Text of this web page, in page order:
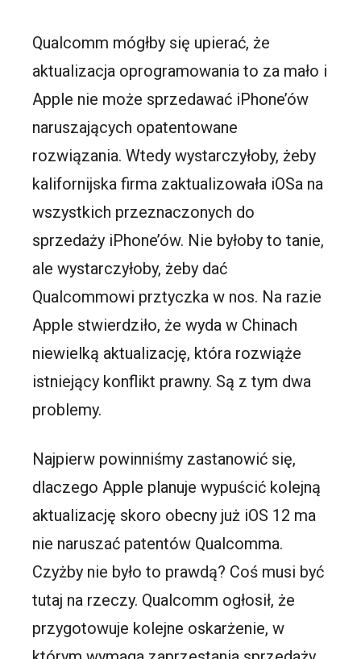
Qualcomm mógłby się upierać, że
aktualizacja oprogramowania to za mało i
Apple nie może sprzedawać iPhone’ów
naruszających opatentowane
rozwiązania. Wtedy wystarczyłoby, żeby
kalifornijska firma zaktualizowała iOSa na
wszystkich przeznaczonych do
sprzedaży iPhone’ów. Nie byłoby to tanie,
ale wystarczyłoby, żeby dać
Qualcommowi prztyczka w nos. Na razie
Apple stwierdziło, że wyda w Chinach
niewielką aktualizację, która rozwiąże
istniejący konflikt prawny. Są z tym dwa
problemy.
Najpierw powinniśmy zastanowić się,
dlaczego Apple planuje wypuścić kolejną
aktualizację skoro obecny już iOS 12 ma
nie naruszać patentów Qualcomma.
Czyżby nie było to prawdą? Coś musi być
tutaj na rzeczy. Qualcomm ogłosił, że
przygotowuje kolejne oskarżenie, w